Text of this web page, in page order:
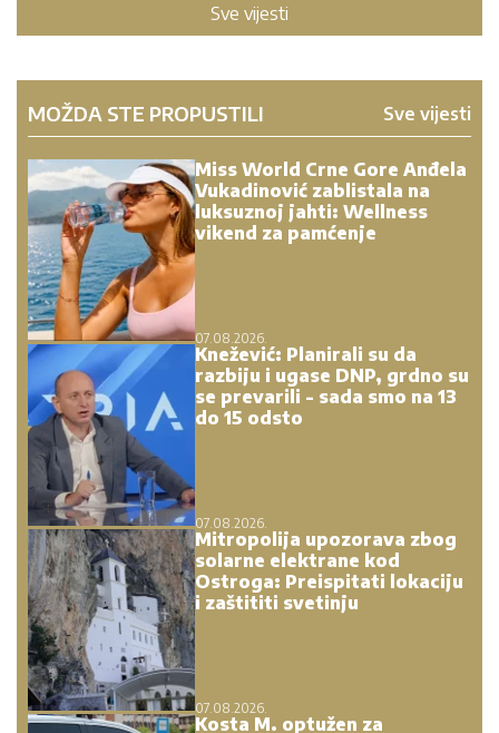
Sve vijesti
MOŽDA STE PROPUSTILI Sve vijesti
Miss World Crne Gore Anđela
Vukadinović zablistala na
luksuznoj jahti: Wellness
vikend za pamćenje
07.08.2026.
Knežević: Planirali su da
razbiju i ugase DNP, grdno su
se prevarili - sada smo na 13
do 15 odsto
07.08.2026.
Mitropolija upozorava zbog
solarne elektrane kod
Ostroga: Preispitati lokaciju
i zaštititi svetinju
07.08.2026.
Kosta M. optužen za